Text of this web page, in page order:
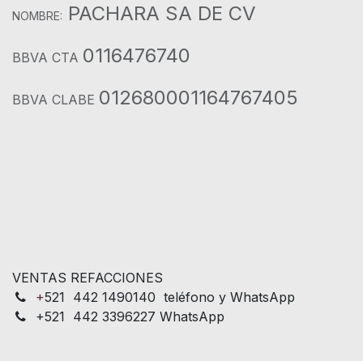
NOMBRE: PACHARA SA DE CV
BBVA CTA 0116476740
BBVA CLABE 012680001164767405
VENTAS REFACCIONES
+521 442 1490140 teléfono y WhatsApp
+521 442 3396227 WhatsApp